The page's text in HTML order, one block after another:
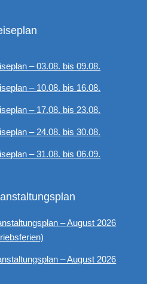
– 03.08. bis 09.08.
– 10.08. bis 16.08.
– 17.08. bis 23.08.
– 24.08. bis 30.08.
– 31.08. bis 06.09.
– August 2026
– August 2026